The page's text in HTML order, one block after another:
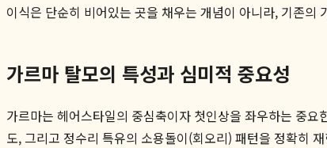
이식은 단순히 비어있는 곳을 채우는 개념이 아니라, 기존
가르마 탈모의 특성과 심미적 중요성
가르마는 헤어스타일의 중심축이자 첫인상을 좌우하는 중요
도, 그리고 정수리 특유의 소용돌이(회오리) 패턴을 정확히